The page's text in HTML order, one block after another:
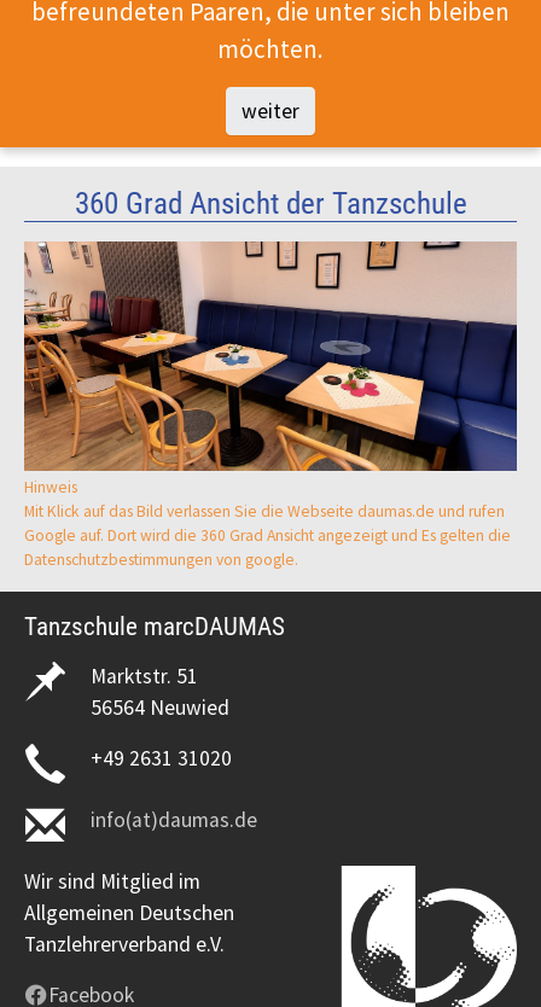
befreundeten Paaren, die unter sich bleiben
möchten.
weiter
360 Grad Ansicht der Tanzschule
Hinweis
Mit Klick auf das Bild verlassen Sie die Webseite daumas.de und rufen
Google auf. Dort wird die 360 Grad Ansicht angezeigt und Es gelten die
Datenschutzbestimmungen von google.
Tanzschule marcDAUMAS
Marktstr. 51
56564 Neuwied
+49 2631 31020
info(at)daumas.de
Wir sind Mitglied im
Allgemeinen Deutschen
Tanzlehrerverband e.V.
Facebook